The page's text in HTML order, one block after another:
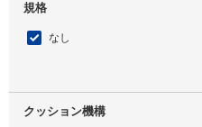
規格
なし
クッション機構